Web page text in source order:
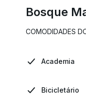
Bosque
COMODIDADES
Academia
Bicicletário